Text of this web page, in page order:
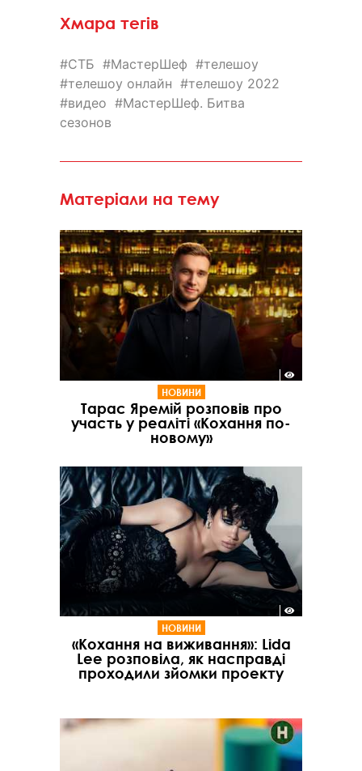
Хмара тегів
СТБ МастерШеф
телешоу
телешоу онлайн
телешоу 2022
видео
МастерШеф. Битва
сезонов
Матеріали на тему
НОВИНИ
Тарас Яремій розповів про
участь у реаліті «Кохання по-
новому»
НОВИНИ
«Кохання на виживання»: Lida
Lee розповіла, як насправді
проходили зйомки проекту